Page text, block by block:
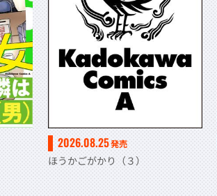
2026.08.25発売
ほうかごがかり（３）